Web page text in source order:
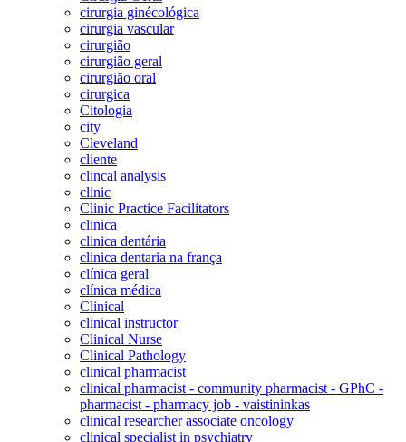
cirurgia ginécológica
cirurgia vascular
cirurgião
cirurgião geral
cirurgião oral
cirurgica
Citologia
city
Cleveland
cliente
clincal analysis
clinic
Clinic Practice Facilitators
clinica
clinica dentária
clinica dentaria na frança
clínica geral
clínica médica
Clinical
clinical instructor
Clinical Nurse
Clinical Pathology
clinical pharmacist
clinical pharmacist - community pharmacist - GPhC -
pharmacist - pharmacy job - vaistininkas
clinical researcher associate oncology
clinical specialist in psychiatry